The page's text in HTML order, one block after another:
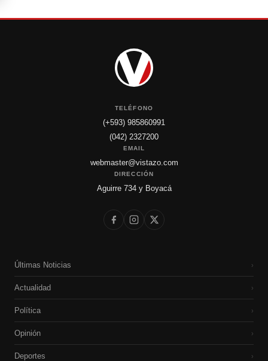
TELÉFONO
(+593) 985860991
(042) 2327200
EMAIL
webmaster@vistazo.com
DIRECCIÓN
Aguirre 734 y Boyacá
Últimas Noticias ›
Actualidad ›
Política ›
Opinión ›
Deportes ›